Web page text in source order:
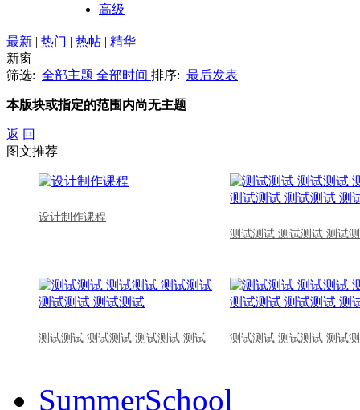
高级
最新 | 热门 | 热帖 | 精华
新窗
筛选: 全部主题 全部时间 排序: 最后发表
本版块或指定的范围内尚无主题
返 回
图文推荐
设计制作课程
测试测试 测试测试 测试
测试测试 测试测试 测试测试 测试 测试测试 测试测试 测试
SummerSchool